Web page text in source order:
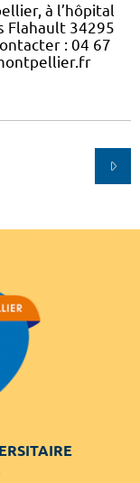
à l’hôpital
Flahault 34295
: 04 67